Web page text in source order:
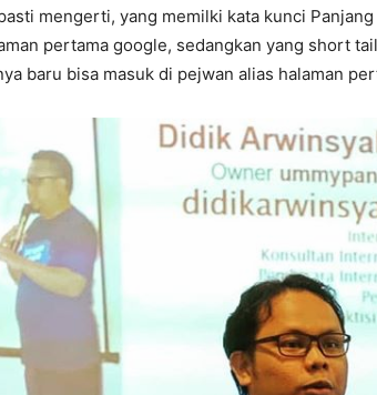
mengerti, yang memilki kata kunci
pertama google, sedangkan yang short
baru bisa masuk di pejwan alias halaman